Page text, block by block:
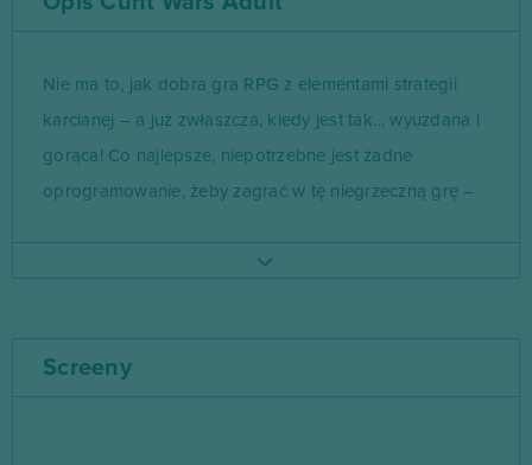
Nie ma to, jak dobra gra RPG z elementami strategii
karcianej – a już zwłaszcza, kiedy jest tak… wyuzdana i
gorąca! Co najlepsze, niepotrzebne jest żadne
oprogramowanie, żeby zagrać w tę niegrzeczną grę –
aby poszerzać swoją kolekcję roznegliżowanych
demonów tuż przed pójściem spać. Mało Ci lasek
Hentai z wielkimi… oczami? Koniecznie zaszyj się w
Screeny